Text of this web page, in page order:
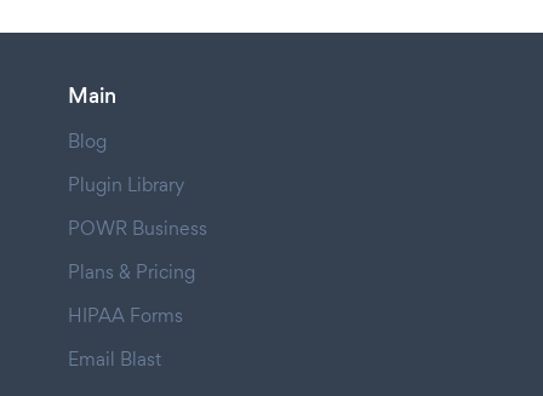
Main
Blog
Plugin Library
POWR Business
Plans & Pricing
HIPAA Forms
Email Blast